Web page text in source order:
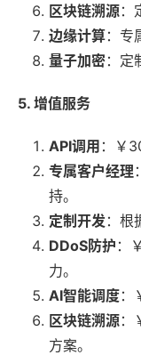
区块链溯源：
边缘计算：专
量子加密：定
5. 增值服务
API调用 ：￥
专属客户经理
持。
定制开发：根
DDoS防护 ：
力。
AI智能调度：
区块链溯源：
方案。